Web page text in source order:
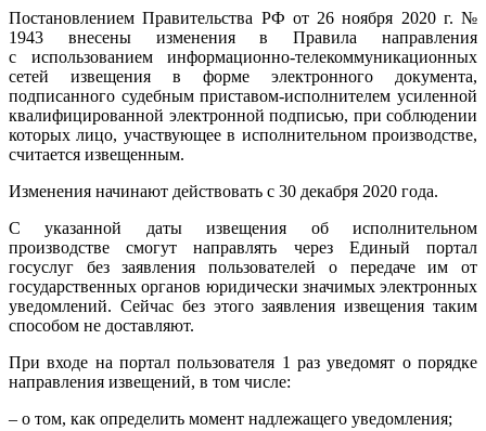
Постановлением Правительства РФ от 26 ноября 2020 г. №
1943 внесены изменения в Правила направления
с использованием информационно-телекоммуникационных
сетей извещения в форме электронного документа,
подписанного судебным приставом-исполнителем усиленной
квалифицированной электронной подписью, при соблюдении
которых лицо, участвующее в исполнительном производстве,
считается извещенным.
Изменения начинают действовать с 30 декабря 2020 года.
С указанной даты извещения об исполнительном
производстве смогут направлять через Единый портал
госуслуг без заявления пользователей о передаче им от
государственных органов юридически значимых электронных
уведомлений. Сейчас без этого заявления извещения таким
способом не доставляют.
При входе на портал пользователя 1 раз уведомят о порядке
направления извещений, в том числе:
– о том, как определить момент надлежащего уведомления;